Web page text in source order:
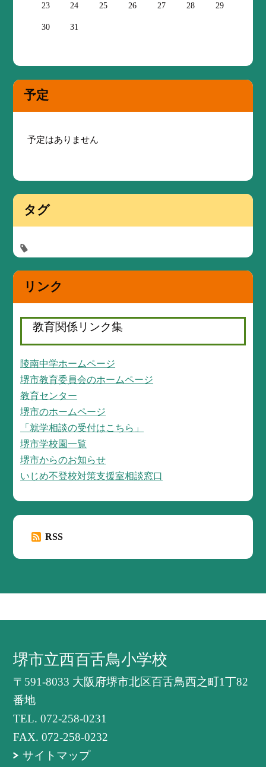
23 24 25 26 27 28 29
30 31
予定
予定はありません
タグ
リンク
教育関係リンク集
陵南中学ホームページ
堺市教育委員会のホームページ
教育センター
堺市のホームページ
「就学相談の受付はこちら」
堺市学校園一覧
堺市からのお知らせ
いじめ不登校対策支援室相談窓口
RSS
堺市立西百舌鳥小学校
〒591-8033 大阪府堺市北区百舌鳥西之町1丁82
番地
TEL.072-258-0231
FAX. 072-258-0232
サイトマップ